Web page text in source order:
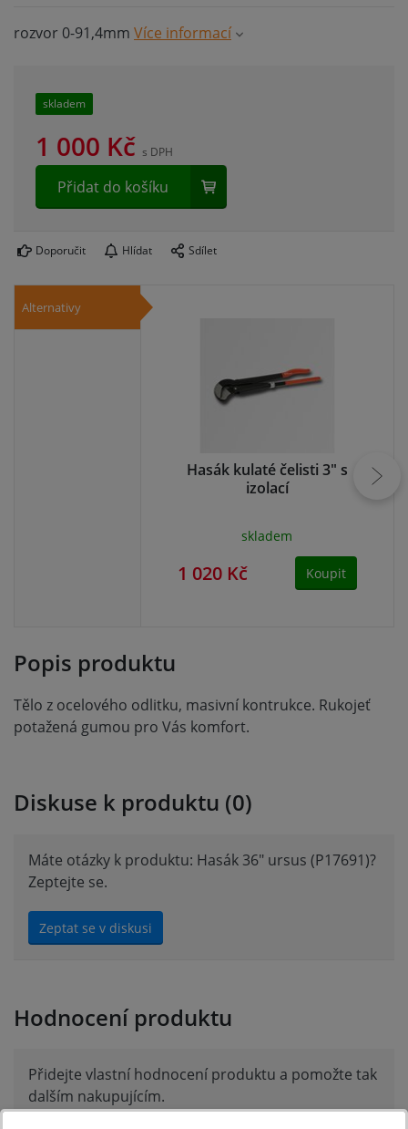
rozvor 0-91,4mm Více informací
skladem
1 000 Kč s DPH
Přidat do košíku
Doporučit Hlídat Sdílet
Alternativy
Hasák kulaté čelisti 3" s
izolací
skladem
1 020 Kč Koupit
Popis produktu
Tělo z ocelového odlitku, masivní kontrukce. Rukojeť
potažená gumou pro Vás komfort.
Diskuse k produktu (0)
Máte otázky k produktu: Hasák 36" ursus (P17691)?
Zeptejte se.
Zeptat se v diskusi
Hodnocení produktu
Přidejte vlastní hodnocení produktu a pomožte tak
dalším nakupujícím.
Hodnoťte.